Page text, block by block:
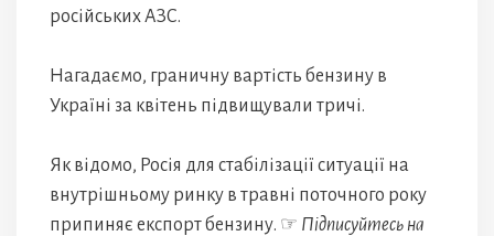
російських АЗС.
Нагадаємо, граничну вартість бензину в
Україні за квітень підвищували тричі.
Як відомо, Росія для стабілізації ситуації на
внутрішньому ринку в травні поточного року
припиняє експорт бензину. ☞ Підписуйтесь на